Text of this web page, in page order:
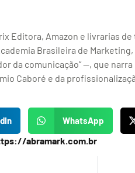
Editora, Amazon e livrarias de
Brasileira de
da comunicação” —, que
Caboré e da
WhatsApp
abramark.com.br